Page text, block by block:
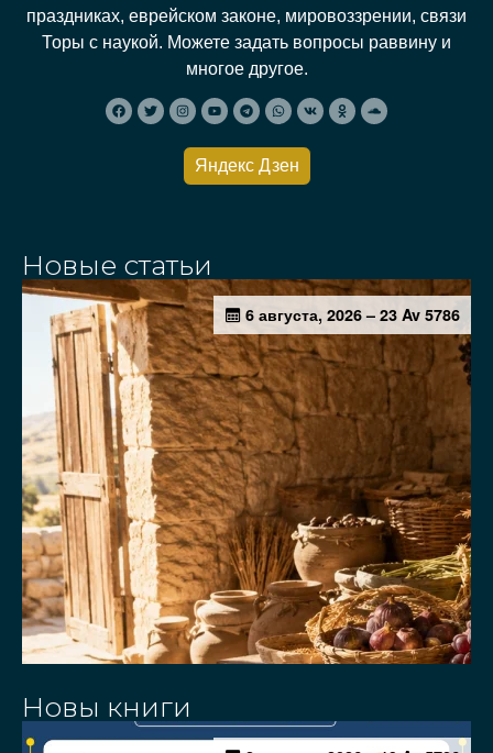
праздниках, еврейском законе, мировоззрении, связи
Торы с наукой. Можете задать вопросы раввину и
многое другое.
Яндекс Дзен
Новые статьи
Новы книги